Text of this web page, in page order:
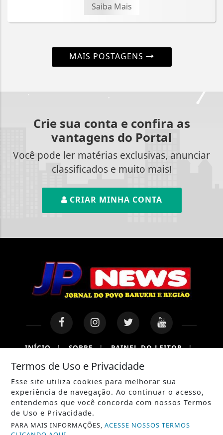
Saiba Mais
MAIS POSTAGENS
Crie sua conta e confira as
vantagens do Portal
Você pode ler matérias exclusivas, anunciar
classificados e muito mais!
CRIAR MINHA CONTA
INÍCIO | SOBRE | PAINEL DO LEITOR |
TERMOS DE USO E PRIVACIDADE
Termos de Uso e Privacidade
Esse site utiliza cookies para melhorar sua
experiência de navegação. Ao continuar o acesso,
entendemos que você concorda com nossos Termos
de Uso e Privacidade.
PARA MAIS INFORMAÇÕES,ACESSE NOSSOS TERMOS